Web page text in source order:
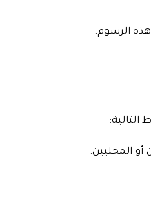
الرسوم.
التالية:
المحليين.